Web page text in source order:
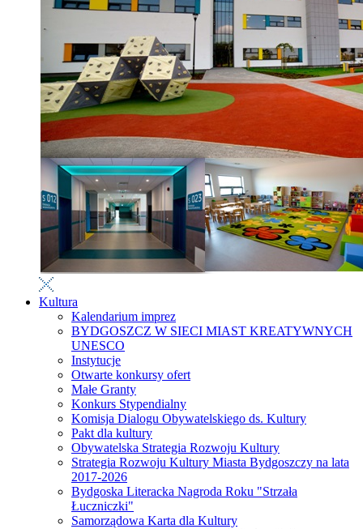
Kultura
Kalendarium imprez
BYDGOSZCZ W SIECI MIAST KREATYWNYCH
UNESCO
Instytucje
Otwarte konkursy ofert
Małe Granty
Konkurs Stypendialny
Komisja Dialogu Obywatelskiego ds. Kultury
Pakt dla kultury
Obywatelska Strategia Rozwoju Kultury
Strategia Rozwoju Kultury Miasta Bydgoszczy na lata
2017-2026
Bydgoska Literacka Nagroda Roku "Strzała
Łuczniczki"
Samorządowa Karta dla Kultury